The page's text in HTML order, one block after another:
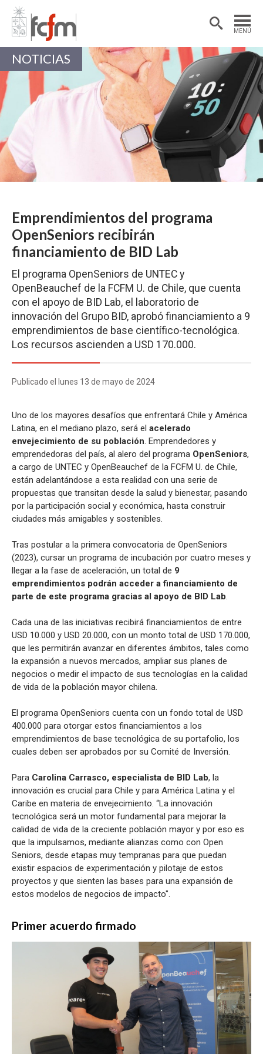
MENÚ
Estudiantes
Académicas/os
NOTICIAS
Emprendimientos del programa
OpenSeniors recibirán
financiamiento de BID Lab
El programa OpenSeniors de UNTEC y
OpenBeauchef de la FCFM U. de Chile, que cuenta
con el apoyo de BID Lab, el laboratorio de
innovación del Grupo BID, aprobó financiamiento a 9
emprendimientos de base científico-tecnológica.
Los recursos ascienden a USD 170.000.
Publicado el lunes 13 de mayo de 2024
Uno de los mayores desafíos que enfrentará Chile y América
Latina, en el mediano plazo, será el acelerado
envejecimiento de su población. Emprendedores y
emprendedoras del país, al alero del programa OpenSeniors,
a cargo de UNTEC y OpenBeauchef de la FCFM U. de Chile,
están adelantándose a esta realidad con una serie de
propuestas que transitan desde la salud y bienestar, pasando
por la participación social y económica, hasta construir
ciudades más amigables y sostenibles.
Tras postular a la primera convocatoria de OpenSeniors
(2023), cursar un programa de incubación por cuatro meses y
llegar a la fase de aceleración, un total de 9
emprendimientos podrán acceder a financiamiento de
parte de este programa gracias al apoyo de BID Lab.
Cada una de las iniciativas recibirá financiamientos de entre
USD 10.000 y USD 20.000, con un monto total de USD 170.000,
que les permitirán avanzar en diferentes ámbitos, tales como
la expansión a nuevos mercados, ampliar sus planes de
negocios o medir el impacto de sus tecnologías en la calidad
de vida de la población mayor chilena.
El programa OpenSeniors cuenta con un fondo total de USD
400.000 para otorgar estos financiamientos a los
emprendimientos de base tecnológica de su portafolio, los
cuales deben ser aprobados por su Comité de Inversión.
Para Carolina Carrasco, especialista de BID Lab, la
innovación es crucial para Chile y para América Latina y el
Caribe en materia de envejecimiento. “La innovación
tecnológica será un motor fundamental para mejorar la
calidad de vida de la creciente población mayor y por eso es
que la impulsamos, mediante alianzas como con Open
Seniors, desde etapas muy tempranas para que puedan
existir espacios de experimentación y pilotaje de estos
proyectos y que sienten las bases para una expansión de
estos modelos de negocios de impacto".
Primer acuerdo firmado